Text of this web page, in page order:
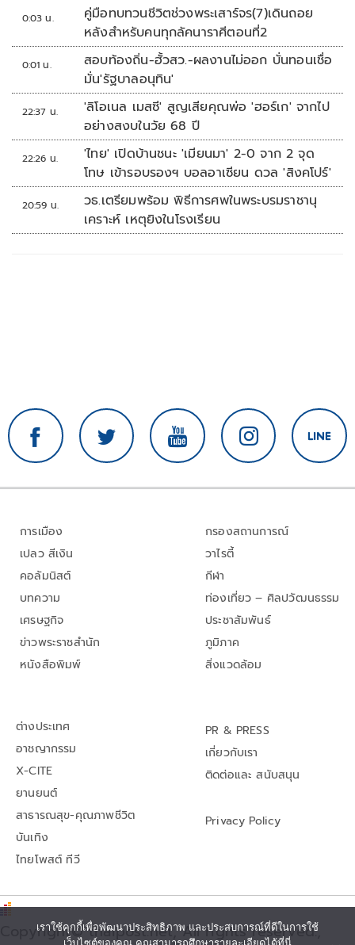
0:03 น.
คู่มือทบทวนชีวิตช่วงพระเสาร์จร(7)เดินถอย
หลังสำหรับคนทุกลัคนาราศีตอนที่2
0:01 น.
สอบท้องถิ่น-ฮั้วสว.-ผลงานไม่ออก บั่นทอนเชื่อ
มั่น'รัฐบาลอนุทิน'
22:37 น.
'ลิโอเนล เมสซี' สูญเสียคุณพ่อ 'ฮอร์เก' จากไป
อย่างสงบในวัย 68 ปี
22:26 น.
'ไทย' เปิดบ้านชนะ 'เมียนมา' 2-0 จาก 2 จุด
โทษ เข้ารอบรองฯ บอลอาเซียน ดวล 'สิงคโปร์'
20:59 น.
วธ.เตรียมพร้อม พิธีการศพในพระบรมราชานุ
เคราะห์ เหตุยิงในโรงเรียน
การเมือง
เปลว สีเงิน
คอลัมนิสต์
บทความ
เศรษฐกิจ
ข่าวพระราชสำนัก
หนังสือพิมพ์
กรองสถานการณ์
วาไรตี้
กีฬา
ท่องเที่ยว – ศิลปวัฒนธรรม
ประชาสัมพันธ์
ภูมิภาค
สิ่งแวดล้อม
ต่างประเทศ
อาชญากรรม
X-CITE
ยานยนต์
สาธารณสุข-คุณภาพชีวิต
บันเทิง
ไทยโพสต์ ทีวี
PR & PRESS
เกี่ยวกับเรา
ติดต่อและ สนับสนุน
Privacy Policy
Copyright© thaipost.net, All rights reserved.,
เราใช้คุกกี้เพื่อพัฒนาประสิทธิภาพ และประสบการณ์ที่ดีในการใช้